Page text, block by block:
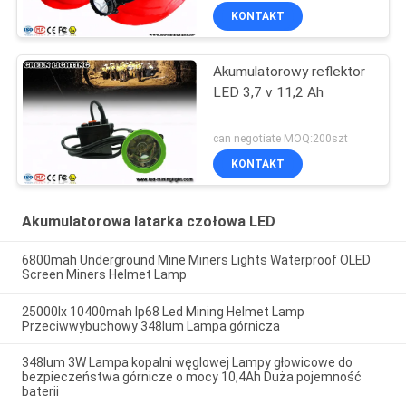
KONTAKT
Akumulatorowy reflektor
LED 3,7 v 11,2 Ah
can negotiate MOQ:200szt
KONTAKT
Akumulatorowa latarka czołowa LED
6800mah Underground Mine Miners Lights Waterproof OLED
Screen Miners Helmet Lamp
25000lx 10400mah Ip68 Led Mining Helmet Lamp
Przeciwwybuchowy 348lum Lampa górnicza
348lum 3W Lampa kopalni węglowej Lampy głowicowe do
bezpieczeństwa górnicze o mocy 10,4Ah Duża pojemność
baterii